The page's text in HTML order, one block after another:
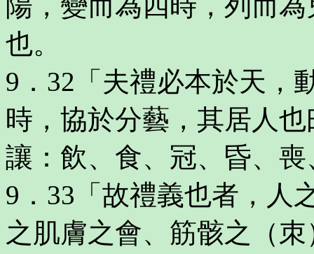
也。
9．32「夫禮必本於天，
時，協於分藝，其居人
讓：飲、食、冠、昏、
9．33「故禮義也者，人
之肌膚之會、筋骸之（